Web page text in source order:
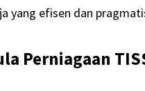
yang efisen dan
Perniagaan